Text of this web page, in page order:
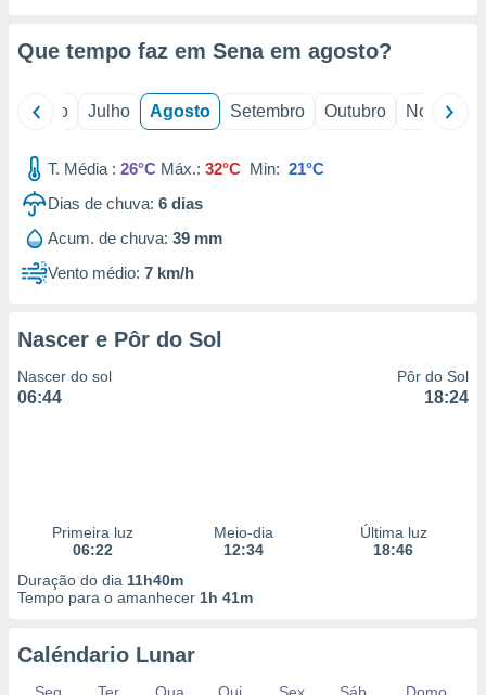
estudos
de
1199
Que tempo faz em Sena em agosto?
Junho Julho Agosto Setembro Outubro Novembro
T. Média : 26°C Máx.: 32°C Min: 21°C
Dias de chuva: 6 dias
Acum. de chuva: 39 mm
Vento médio: 7 km/h
Nascer e Pôr do Sol
Nascer do sol
06:44
Pôr do Sol
18:24
Primeira luz
06:22
Meio-dia
12:34
Última luz
18:46
Duração do dia 11h40m
Tempo para o amanhecer 1h 41m
Caléndario Lunar